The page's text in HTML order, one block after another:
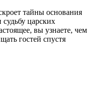
тайны основания
царских
вы узнаете, чем
гостей спустя